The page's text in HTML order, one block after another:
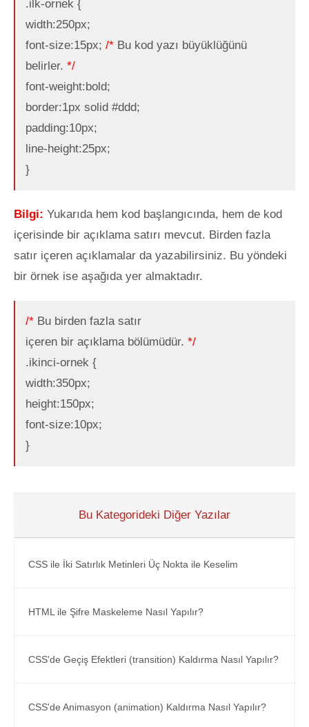
.ilk-ornek {
width:250px;
font-size:15px; /* Bu kod yazı büyüklüğünü
belirler. */
font-weight:bold;
border:1px solid #ddd;
padding:10px;
line-height:25px;
}
Bilgi: Yukarıda hem kod başlangıcında, hem de kod
içerisinde bir açıklama satırı mevcut. Birden fazla
satır içeren açıklamalar da yazabilirsiniz. Bu yöndeki
bir örnek ise aşağıda yer almaktadır.
/* Bu birden fazla satır
içeren bir açıklama bölümüdür. */
.ikinci-ornek {
width:350px;
height:150px;
font-size:10px;
}
Bu Kategorideki Diğer Yazılar
CSS ile İki Satırlık Metinleri Üç Nokta ile Keselim
HTML ile Şifre Maskeleme Nasıl Yapılır?
CSS'de Geçiş Efektleri (transition) Kaldırma Nasıl Yapılır?
CSS'de Animasyon (animation) Kaldırma Nasıl Yapılır?